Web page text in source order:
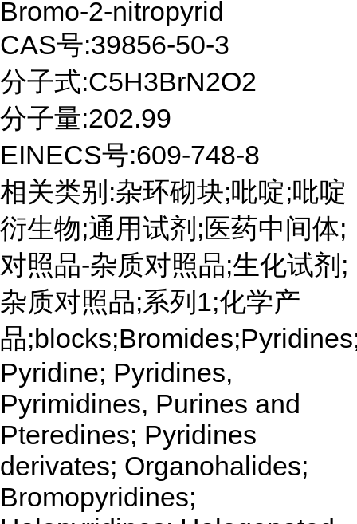
Bromo-2-nitropyrid
CAS号:39856-50-3
分子式:C5H3BrN2O2
分子量:202.99
EINECS号:609-748-8
相关类别:杂环砌块;吡啶;吡啶
衍生物;通用试剂;医药中间体;
对照品-杂质对照品;生化试剂;
杂质对照品;系列1;化学产
品
Pyridine; Pyridines,
Pyrimidines, Purines and
Pteredines; Pyridines
derivates; Organohalides;
Bromopyridines;